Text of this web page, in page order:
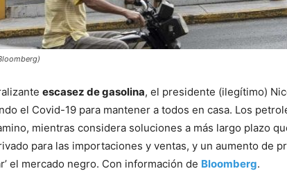
escasez de gasolina, el presidente (ilegítimo)
el Covid-19 para mantener a todos en casa. Los
mientras considera soluciones a más largo plazo
para las importaciones y ventas, y un aumento de
el mercado negro. Con información de Bloomberg.